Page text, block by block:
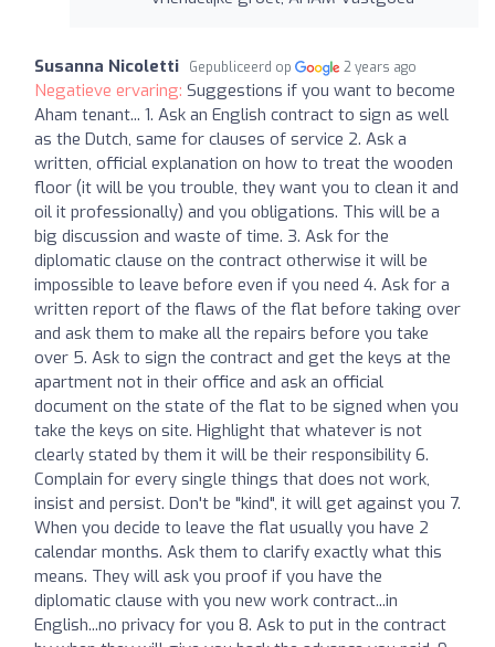
Susanna Nicoletti Gepubliceerd op 2 years ago
Negatieve ervaring: Suggestions if you want to become
Aham tenant... 1. Ask an English contract to sign as well
as the Dutch, same for clauses of service 2. Ask a
written, official explanation on how to treat the wooden
floor (it will be you trouble, they want you to clean it and
oil it professionally) and you obligations. This will be a
big discussion and waste of time. 3. Ask for the
diplomatic clause on the contract otherwise it will be
impossible to leave before even if you need 4. Ask for a
written report of the flaws of the flat before taking over
and ask them to make all the repairs before you take
over 5. Ask to sign the contract and get the keys at the
apartment not in their office and ask an official
document on the state of the flat to be signed when you
take the keys on site. Highlight that whatever is not
clearly stated by them it will be their responsibility 6.
Complain for every single things that does not work,
insist and persist. Don't be "kind", it will get against you 7.
When you decide to leave the flat usually you have 2
calendar months. Ask them to clarify exactly what this
means. They will ask you proof if you have the
diplomatic clause with you new work contract...in
English...no privacy for you 8. Ask to put in the contract